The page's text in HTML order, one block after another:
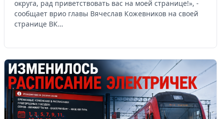
округа, рад приветствовать вас на моей странице!», -
сообщает врио главы Вячеслав Кожевников на своей
странице ВК…